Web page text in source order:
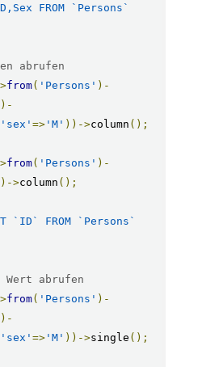
FROM `Persons`
abrufen
from( 'Persons' )-
)-
'sex' =>'M' ))->column ();
from( 'Persons' )-
)->column ();
`ID` FROM `Persons`
abrufen
from( 'Persons' )-
)-
'sex' =>'M' ))->single ();